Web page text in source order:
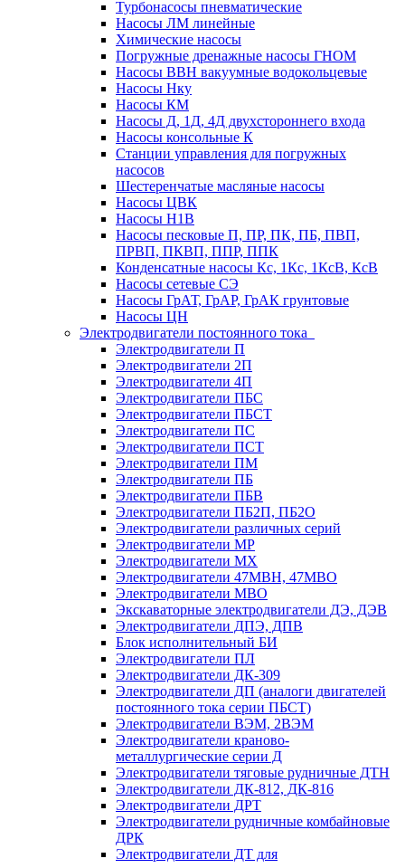
Турбонасосы пневматические
Насосы ЛМ линейные
Химические насосы
Погружные дренажные насосы ГНОМ
Насосы ВВН вакуумные водокольцевые
Насосы Нку
Насосы КМ
Насосы Д, 1Д, 4Д двухстороннего входа
Насосы консольные К
Станции управления для погружных
насосов
Шестеренчатые масляные насосы
Насосы ЦВК
Насосы Н1В
Насосы песковые П, ПР, ПК, ПБ, ПВП,
ПРВП, ПКВП, ППР, ППК
Конденсатные насосы Кс, 1Кс, 1КсВ, КсВ
Насосы сетевые СЭ
Насосы ГрАТ, ГрАР, ГрАК грунтовые
Насосы ЦН
Электродвигатели постоянного тока
Электродвигатели П
Электродвигатели 2П
Электродвигатели 4П
Электродвигатели ПБС
Электродвигатели ПБСТ
Электродвигатели ПС
Электродвигатели ПСТ
Электродвигатели ПМ
Электродвигатели ПБ
Электродвигатели ПБВ
Электродвигатели ПБ2П, ПБ2О
Электродвигатели различных серий
Электродвигатели МР
Электродвигатели MX
Электродвигатели 47MBH, 47МВО
Электродвигатели MBO
Экскаваторные электродвигатели ДЭ, ДЭВ
Электродвигатели ДПЭ, ДПВ
Блок исполнительный БИ
Электродвигатели ПЛ
Электродвигатели ДК-309
Электродвигатели ДП (аналоги двигателей
постоянного тока серии ПБСТ)
Электродвигатели ВЭМ, 2ВЭМ
Электродвигатели краново-
металлургические серии Д
Электродвигатели тяговые рудничные ДТН
Электродвигатели ДК-812, ДК-816
Электродвигатели ДРТ
Электродвигатели рудничные комбайновые
ДРК
Электродвигатели ДТ для